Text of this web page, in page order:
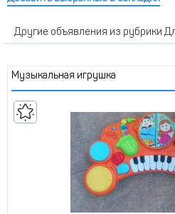
Другие объявления из рубрики
Музыкальная игрушка